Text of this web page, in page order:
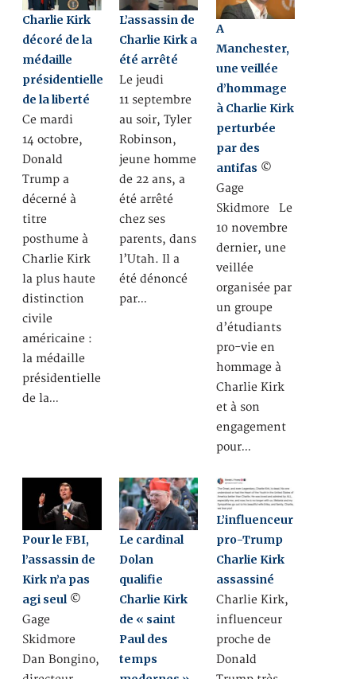
Charlie Kirk
décoré de la
médaille
présidentielle
de la liberté
Ce mardi
14 octobre,
Donald
Trump a
décerné à
titre
posthume à
Charlie Kirk
la plus haute
distinction
civile
américaine :
la médaille
présidentielle
de la…
L’assassin de
Charlie Kirk a
été arrêté
Le jeudi
11 septembre
au soir, Tyler
Robinson,
jeune homme
de 22 ans, a
été arrêté
chez ses
parents, dans
l’Utah. Il a
été dénoncé
par…
A
Manchester,
une veillée
d’hommage
à Charlie Kirk
perturbée
par des
antifas ©
Gage
Skidmore Le
10 novembre
dernier, une
veillée
organisée par
un groupe
d’étudiants
pro-vie en
hommage à
Charlie Kirk
et à son
engagement
pour…
Pour le FBI,
l’assassin de
Kirk n’a pas
agi seul©
Gage
Skidmore
Dan Bongino,
Le cardinal
Dolan
qualifie
Charlie Kirk
de « saint
Paul des
temps
L’influenceur
pro-Trump
Charlie Kirk
assassiné
Charlie Kirk,
influenceur
proche de
Donald